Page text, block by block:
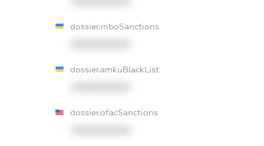
dossier.rnboSanctions
dossier.amkuBlackList
dossier.ofacSanctions